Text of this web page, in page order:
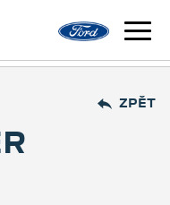
ZPĚT